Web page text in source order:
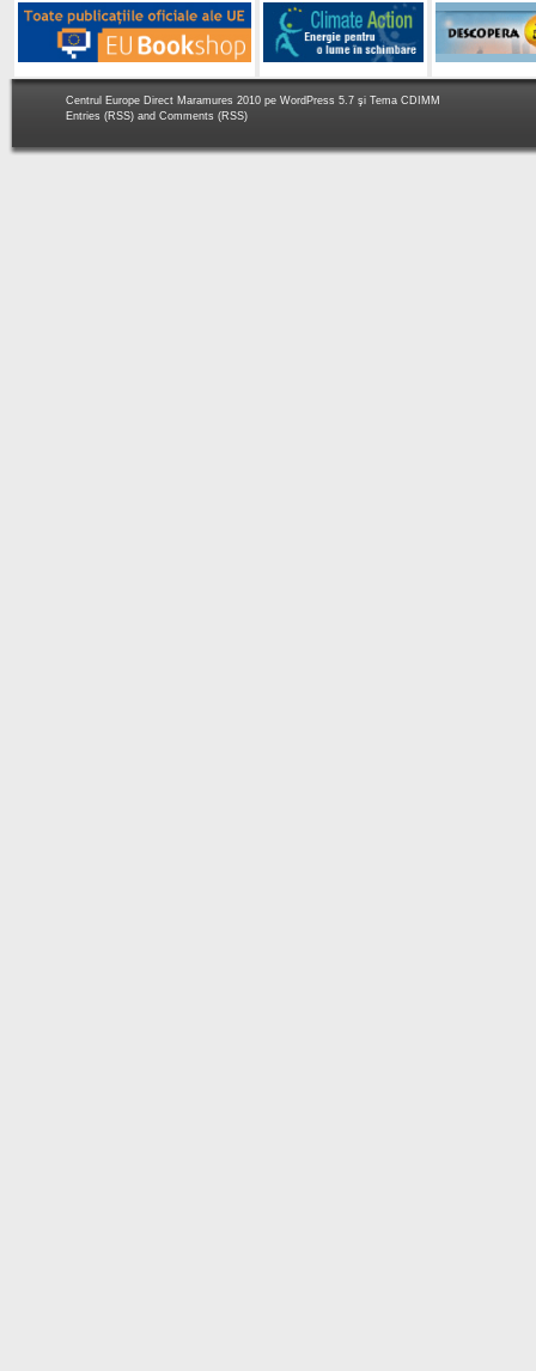
Centrul Europe Direct Maramures 2010 pe WordPress 5.7 şi Tema CDIMM
Entries (RSS) and Comments (RSS)